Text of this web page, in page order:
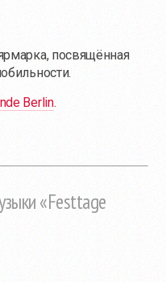
посвящённая
Berlin.
«Festtage